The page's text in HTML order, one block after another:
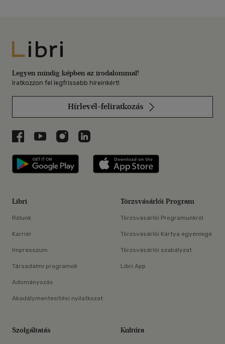
Libri
Legyen mindig képben az irodalommal!
Iratkozzon fel legfrissebb híreinkért!
Hírlevél-feliratkozás
Libri a Facebookon
Libri a Youtube-on
Libri az Instagramon
Libri a LinkedInen
Libri applikáció Szerezd meg: Google
Libri
Rólunk
Karrier
Impresszum
Társadalmi programok
Adományozás
Akadálymentesítési nyilatkozat
Törzsvásárlói Program
Törzsvásárlói Programunkról
Törzsvásárlói Kártya egyenlege
Törzsvásárlói szabályzat
Libri App
Szolgáltatás Kultúra